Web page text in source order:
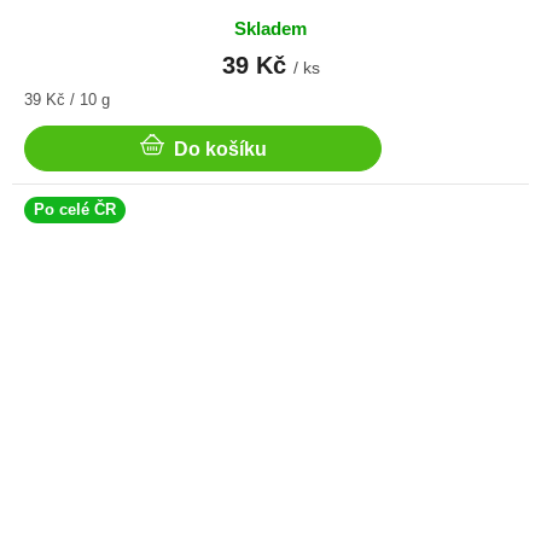
Skladem
39 Kč / ks
Měrná
39 Kč / 10 g
Do košíku
Po celé ČR